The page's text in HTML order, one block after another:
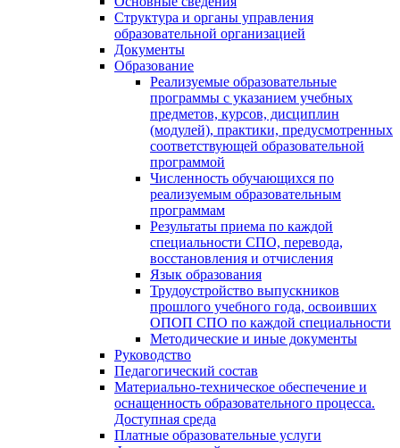
Структура и органы управления
образовательной организацией
Документы
Образование
Реализуемые образовательные
программы с указанием учебных
предметов, курсов, дисциплин
(модулей), практики, предусмотренных
соответствующей образовательной
программой
Численность обучающихся по
реализуемым образовательным
программам
Результаты приема по каждой
специальности СПО, перевода,
восстановления и отчисления
Язык образования
Трудоустройство выпускников
прошлого учебного года, освоивших
ОПОП СПО по каждой специальности
Методические и иные документы
Руководство
Педагогический состав
Материально-техническое обеспечение и
оснащенность образовательного процесса.
Доступная среда
Платные образовательные услуги